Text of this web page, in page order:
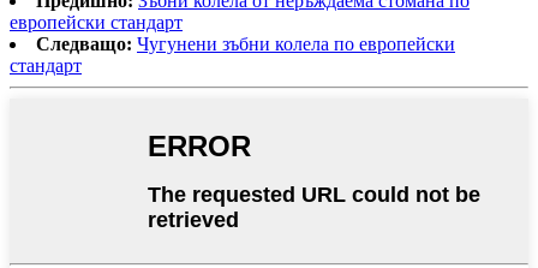
европейски стандарт
Следващо: Чугунени зъбни колела по европейски
стандарт